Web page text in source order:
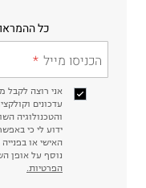
כל
הכניסו מייל
אני רוצה לקבל
עדכונים
והטכנולוגיה
ידוע לי כי
נוסף על אופן
הפרטיות.